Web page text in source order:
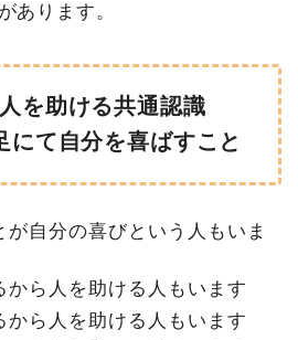
あります。
を助ける共通認識
にて自分を喜ばすこと
が自分の喜びという人もいま
から人を助ける人もいます
から人を助ける人もいます